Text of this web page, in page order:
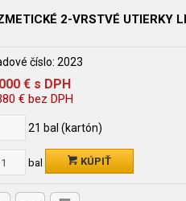
2-VRSTVÉ UTIERKY
číslo: 2023
€ s DPH
€ bez DPH
21 bal (kartón)
bal KÚPIŤ